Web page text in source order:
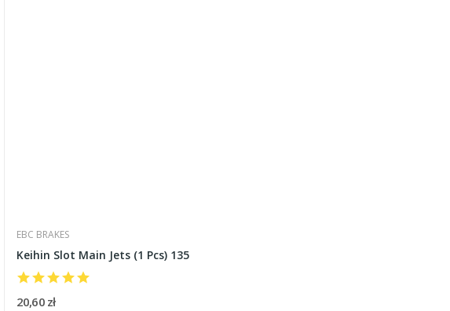
EBC BRAKES
Keihin Slot Main Jets (1 Pcs) 135
20,60 zł